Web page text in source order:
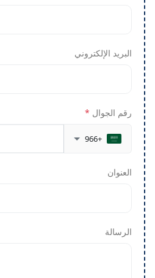
البريد الإلكتروني
رقم الجوال *
+966
العنوان
الرسالة